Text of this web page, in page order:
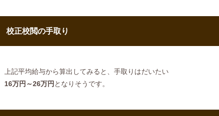
校正校閲の手取り
上記平均給与から算出してみると、手取りはだいたい
16万円～26万円 となりそうです。